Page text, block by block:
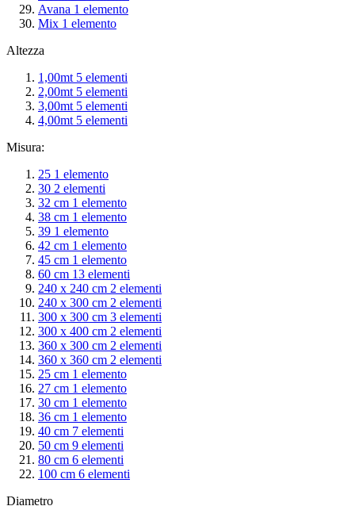
Avana 1 elemento
Mix 1 elemento
Altezza
1,00mt 5 elementi
2,00mt 5 elementi
3,00mt 5 elementi
4,00mt 5 elementi
Misura:
25 1 elemento
30 2 elementi
32 cm 1 elemento
38 cm 1 elemento
39 1 elemento
42 cm 1 elemento
45 cm 1 elemento
60 cm 13 elementi
240 x 240 cm 2 elementi
240 x 300 cm 2 elementi
300 x 300 cm 3 elementi
300 x 400 cm 2 elementi
360 x 300 cm 2 elementi
360 x 360 cm 2 elementi
25 cm 1 elemento
27 cm 1 elemento
30 cm 1 elemento
36 cm 1 elemento
40 cm 7 elementi
50 cm 9 elementi
80 cm 6 elementi
100 cm 6 elementi
Diametro